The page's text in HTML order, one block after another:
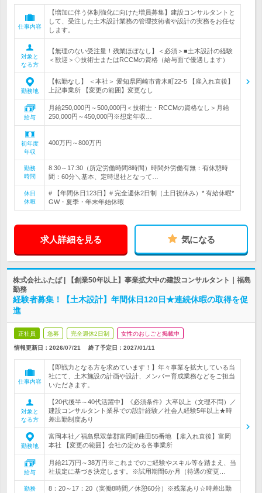
仕事内容
【増加に伴う体制強化に向けた増員募集】建設コンサルタントと
して、受注した土木設計業務の管理技術者や設計の実務をお任せ
します。
対象と
なる方
【無理のない受注量！残業ほぼなし】＜必須＞■土木設計の経験
＜歓迎＞◇技術士またはRCCMの資格（給与面で優遇します）
勤務地
【転勤なし】 ＜本社＞ 愛知県岡崎市青木町22-5 【雇入れ直後】
上記事業所 【変更の範囲】変更なし
給与
月給250,000円～500,000円＜技術士・RCCMの資格なし＞月給
250,000円～450,000円※想定年収…
初年度
年収
400万円～800万円
勤務
時間
8:30～17:30（所定労働時間8時間）時間外労働有無：有休憩時
間：60分＼基本、定時退社となって…
休日
休暇
# 【年間休日123日】# 完全週休2日制（土日祝休み）* 有給休暇*
GW・夏季・年末年始休暇
求人詳細を見る 気になる
株式会社ふたば | 【創業50年以上】事業拡大中の建設コンサルタント｜福島
勤務
経験者募集！【土木設計】年間休日120日★連続休暇の取得を促
進
正社員 急募 完全週休2日制 女性のおしごと掲載中
情報更新日：2026/07/21 終了予定日： 2027/01/11
仕事内容
【即戦力となる方を求めています！】年々事業を拡大している当
社にて、土木施設の計画や設計、メンバー育成業務などをご担当
いただきます。
対象と
なる方
【20代後半～40代活躍中】《必須条件》大卒以上（文理不問）／
建設コンサルタント業界での設計経験／社会人経験5年以上★時
差出勤制度あり
勤務地
富岡本社／福島県双葉郡富岡町曲田55番地 【雇入れ直後】富岡
本社 【変更の範囲】会社の定める各事業所
給与
月給21万円～38万円※これまでのご経験やスキル等を踏まえ、当
社規定に基づき決定します。※試用期間6か月（待遇の変更…
勤務
8：20～17：20（実働8時間／休憩60分）※残業あり☆時差出勤